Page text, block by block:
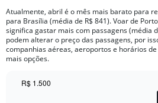
Atualmente, abril é o mês mais barato para
para Brasília (média de R$ 841). Voar de
significa gastar mais com passagens (média
podem alterar o preço das passagens, por
companhias aéreas, aeroportos e horários
mais opções.
R$ 1.500